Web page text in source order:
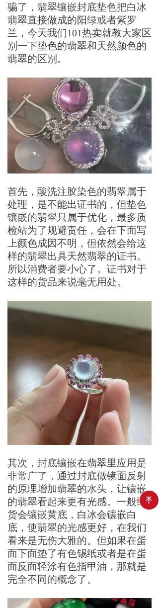
骗了，翡翠镶嵌封底垫色把白冰
翡翠直接做成的阳绿或者紫罗
兰，今天我们101热卖就教大家区
别一下垫色的翡翠和天然颜色的
翡翠的区别。
首先，酸洗注胶染色的翡翠属于
处理，是不能出证书的，但垫色
镶嵌的翡翠只属于优化，最多质
检站为了规避责任，会在下面写
上颜色成因不明，但依然会给这
样的翡翠出具天然翡翠的证书。
所以消费者要小心了。证书对于
这样的货品来说毫无用处。
其次，封底镶嵌在翡翠里应用是
非常广了，通过封底做镜面反射
的原理增加翡翠的水头，让镶嵌
的翡翠看起来更有光感。一般绿
货会镶嵌黄底，白冰会镶嵌白
底，使翡翠的光感更好，在我们
看来是无伤大雅的。但如果在蛋
面下面垫了有色锡纸或者是在蛋
面反面轻涂有色指甲油，那就是
完全不同的概念了。
녠